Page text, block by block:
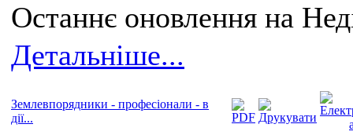
Останнє оновлення на
Детальніше...
Землевпорядники - професіонали - в
дії...